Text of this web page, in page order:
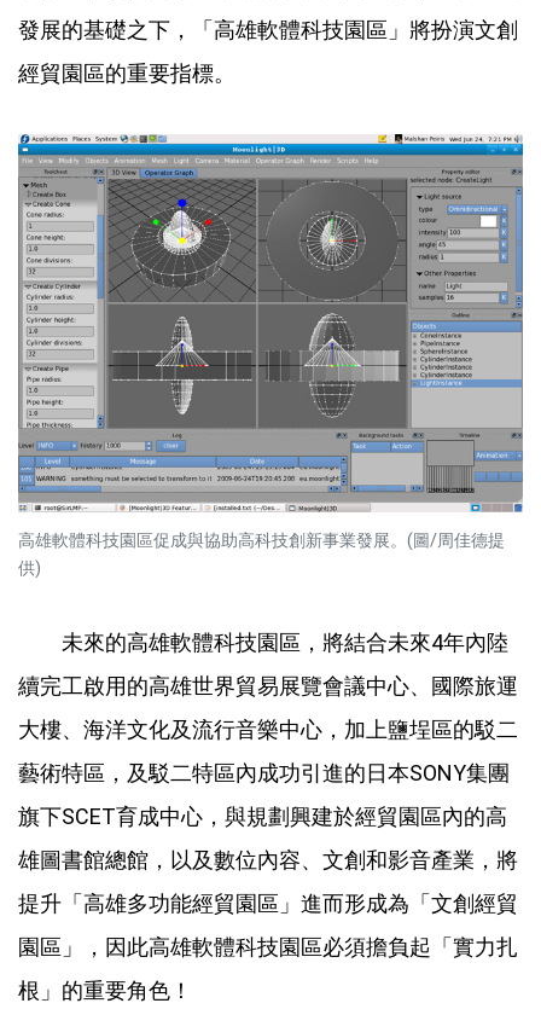
發展的基礎之下，「高雄軟體科技園區」將扮演文創
經貿園區的重要指標。
高雄軟體科技園區促成與協助高科技創新事業發展。(圖/周佳德提
供)
未來的高雄軟體科技園區，將結合未來4年內陸
續完工啟用的高雄世界貿易展覽會議中心、國際旅運
大樓、海洋文化及流行音樂中心，加上鹽埕區的駁二
藝術特區，及駁二特區內成功引進的日本SONY集團
旗下SCET育成中心，與規劃興建於經貿園區內的高
雄圖書館總館，以及數位內容、文創和影音產業，將
提升「高雄多功能經貿園區」進而形成為「文創經貿
園區」，因此高雄軟體科技園區必須擔負起「實力扎
根」的重要角色！